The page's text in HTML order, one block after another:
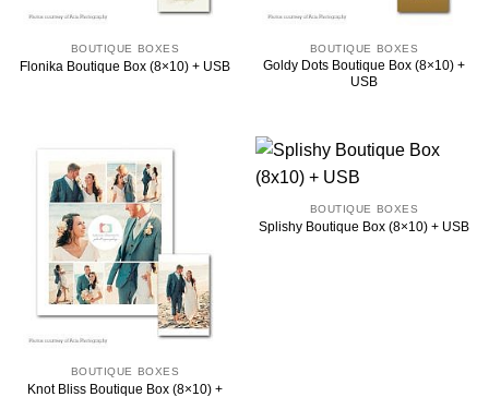
BOUTIQUE BOXES
Flonika Boutique Box (8×10) + USB
BOUTIQUE BOXES
Goldy Dots Boutique Box (8×10) +
USB
BOUTIQUE BOXES
Knot Bliss Boutique Box (8×10) +
BOUTIQUE BOXES
Splishy Boutique Box (8×10) + USB